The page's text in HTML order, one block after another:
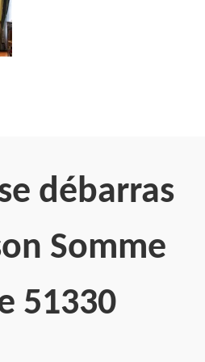
débarras
Somme
51330